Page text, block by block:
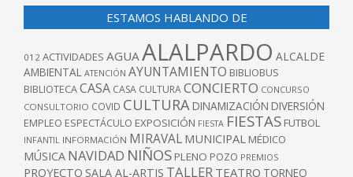
ESTAMOS HABLANDO DE
012 ACTIVIDADES AGUAALALPARDO ALCALDE
AMBIENTAL ATENCIÓN AYUNTAMIENTO BIBLIOBUS
BIBLIOTECACASA CASA CULTURACONCIERTO CONCURSO
CONSULTORIO COVID CULTURA DINAMIZACIÓN DIVERSIÓN
EMPLEO ESPECTÁCULO EXPOSICIÓN FIESTA FIESTAS FUTBOL
INFANTIL INFORMACIÓN MIRAVAL MUNICIPAL MÉDICO
MÚSICA NAVIDAD NIÑOS PLENO POZO PREMIOS
PROYECTO SALA AL-ARTIS TALLER TEATRO TORNEO